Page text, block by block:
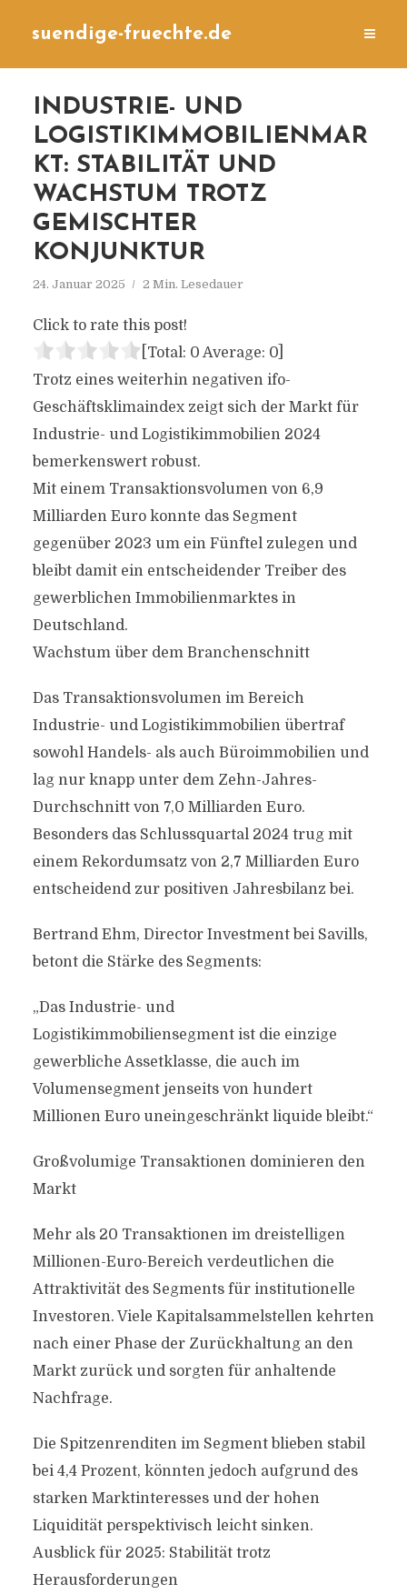
suendige-fruechte.de
INDUSTRIE- UND
LOGISTIKIMMOBILIENMAR
KT: STABILITÄT UND
WACHSTUM TROTZ
GEMISCHTER
KONJUNKTUR
24. Januar 2025 2 Min. Lesedauer
Click to rate this post!
[Total: 0 Average: 0]
Trotz eines weiterhin negativen ifo-
Geschäftsklimaindex zeigt sich der Markt für
Industrie- und Logistikimmobilien 2024
bemerkenswert robust.
Mit einem Transaktionsvolumen von 6,9
Milliarden Euro konnte das Segment
gegenüber 2023 um ein Fünftel zulegen und
bleibt damit ein entscheidender Treiber des
gewerblichen Immobilienmarktes in
Deutschland.
Wachstum über dem Branchenschnitt
Das Transaktionsvolumen im Bereich
Industrie- und Logistikimmobilien übertraf
sowohl Handels- als auch Büroimmobilien und
lag nur knapp unter dem Zehn-Jahres-
Durchschnitt von 7,0 Milliarden Euro.
Besonders das Schlussquartal 2024 trug mit
einem Rekordumsatz von 2,7 Milliarden Euro
entscheidend zur positiven Jahresbilanz bei.
Bertrand Ehm, Director Investment bei Savills,
betont die Stärke des Segments:
„Das Industrie- und
Logistikimmobiliensegment ist die einzige
gewerbliche Assetklasse, die auch im
Volumensegment jenseits von hundert
Millionen Euro uneingeschränkt liquide bleibt.“
Großvolumige Transaktionen dominieren den
Markt
Mehr als 20 Transaktionen im dreistelligen
Millionen-Euro-Bereich verdeutlichen die
Attraktivität des Segments für institutionelle
Investoren. Viele Kapitalsammelstellen kehrten
nach einer Phase der Zurückhaltung an den
Markt zurück und sorgten für anhaltende
Nachfrage.
Die Spitzenrenditen im Segment blieben stabil
bei 4,4 Prozent, könnten jedoch aufgrund des
starken Marktinteresses und der hohen
Liquidität perspektivisch leicht sinken.
Ausblick für 2025: Stabilität trotz
Herausforderungen